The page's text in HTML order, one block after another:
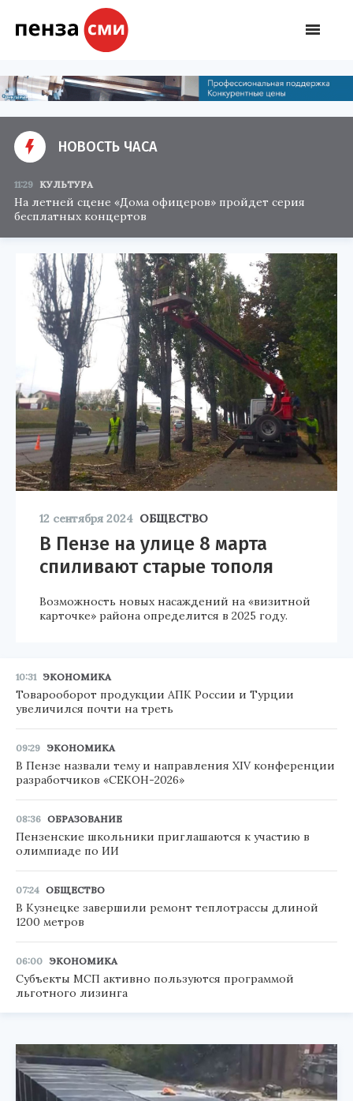
НОВОСТЬ ЧАСА
11:29 КУЛЬТУРА
На летней сцене «Дома офицеров» пройдет серия
бесплатных концертов
12 сентября 2024 ОБЩЕСТВО
В Пензе на улице 8 марта
спиливают старые тополя
Возможность новых насаждений на «визитной
карточке» района определится в 2025 году.
10:31 ЭКОНОМИКА
Товарооборот продукции АПК России и Турции
увеличился почти на треть
09:29 ЭКОНОМИКА
В Пензе назвали тему и направления XIV конференции
разработчиков «СЕКОН-2026»
08:36 ОБРАЗОВАНИЕ
Пензенские школьники приглашаются к участию в
олимпиаде по ИИ
07:24 ОБЩЕСТВО
В Кузнецке завершили ремонт теплотрассы длиной
1200 метров
06:00 ЭКОНОМИКА
Субъекты МСП активно пользуются программой
льготного лизинга